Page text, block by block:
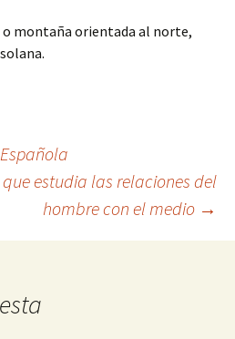
o montaña orientada al norte,
estudia las relaciones del
hombre con el medio →